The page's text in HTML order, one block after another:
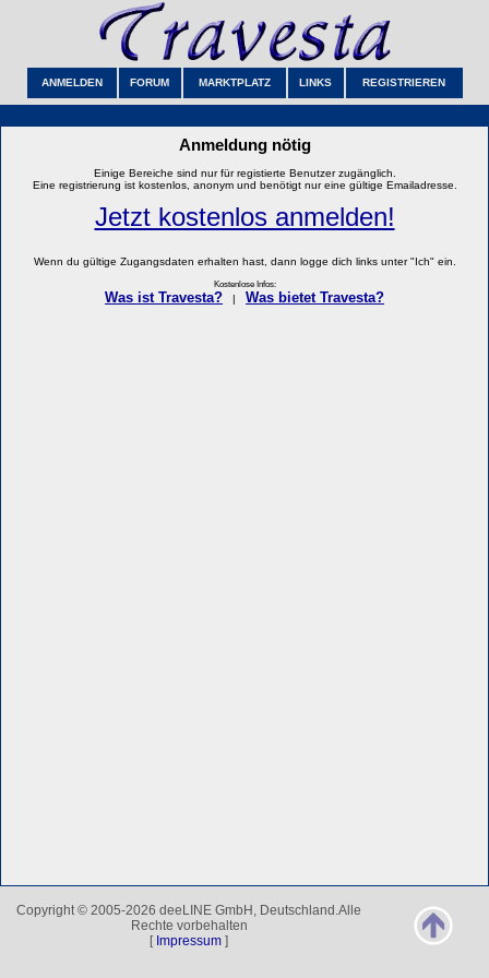
ANMELDEN FORUM MARKTPLATZ LINKS REGISTRIEREN
Anmeldung nötig
Einige Bereiche sind nur für registierte Benutzer zugänglich.
Eine registrierung ist kostenlos, anonym und benötigt nur eine gültige Emailadresse.
Jetzt kostenlos anmelden!
Wenn du gültige Zugangsdaten erhalten hast, dann logge dich links unter "Ich" ein.
Kostenlose Infos:
Was ist Travesta? Was bietet Travesta?
Copyright © 2005-2026 deeLINE GmbH, Deutschland.Alle
Rechte vorbehalten
[ Impressum ]